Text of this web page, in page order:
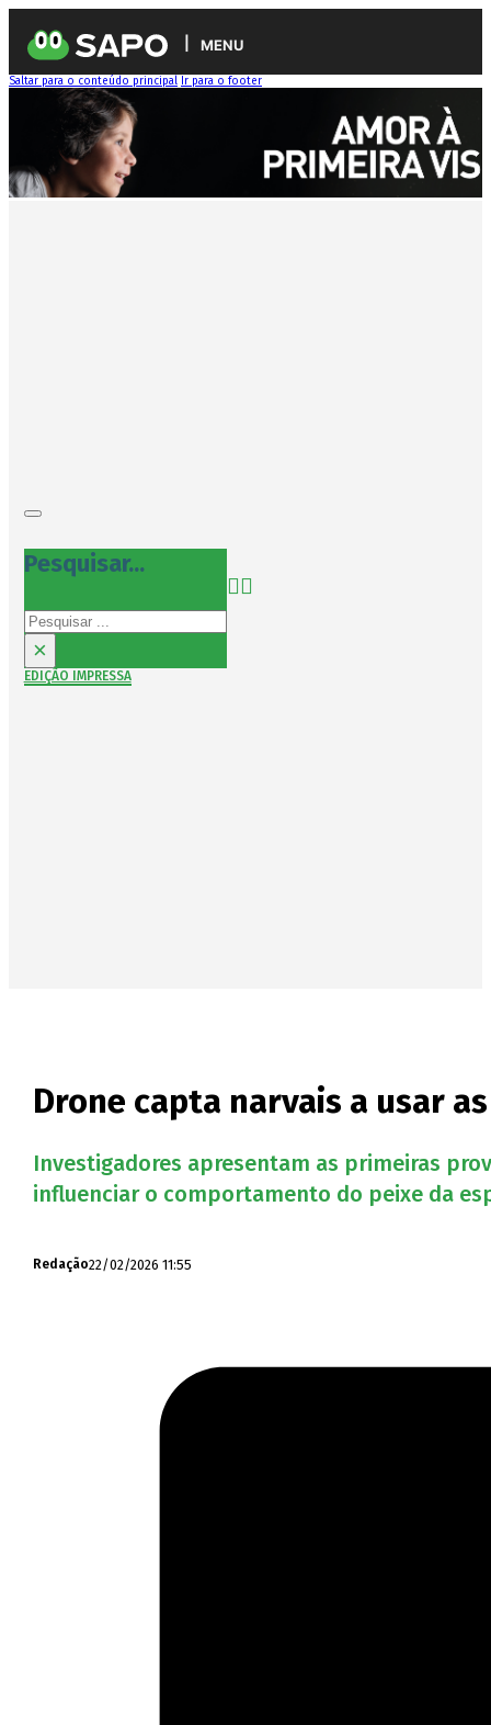
MENU
Saltar para o conteúdo principal Ir para o footer
Pesquisar...
Pesquisar
×
EDIÇÃO IMPRESSA
Drone capta narvais a usar
Investigadores apresentam as primeiras
influenciar o comportamento do peixe da
Redação22/02/2026 11:55